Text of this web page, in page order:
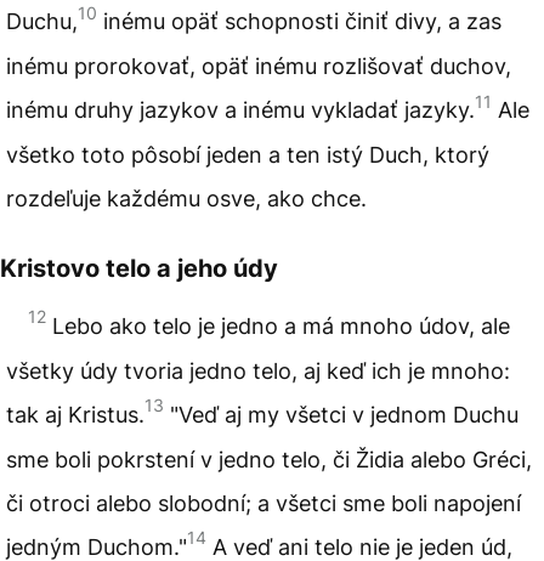
Duchu,10 inému opäť schopnosti činiť divy, a zas
inému prorokovať, opäť inému rozlišovať duchov,
inému druhy jazykov a inému vykladať jazyky.11 Ale
všetko toto pôsobí jeden a ten istý Duch, ktorý
rozdeľuje každému osve, ako chce.
Kristovo telo a jeho údy
12 Lebo ako telo je jedno a má mnoho údov, ale
všetky údy tvoria jedno telo, aj keď ich je mnoho:
tak aj Kristus.13 "Veď aj my všetci v jednom Duchu
sme boli pokrstení v jedno telo, či Židia alebo Gréci,
či otroci alebo slobodní; a všetci sme boli napojení
jedným Duchom."14 A veď ani telo nie je jeden úd,